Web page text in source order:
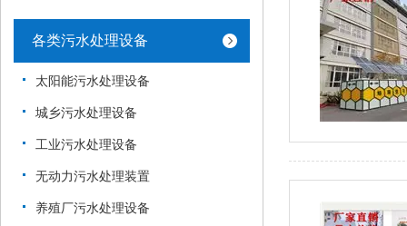
各类污水处理设备
太阳能污水处理设备
城乡污水处理设备
工业污水处理设备
无动力污水处理装置
养殖厂污水处理设备